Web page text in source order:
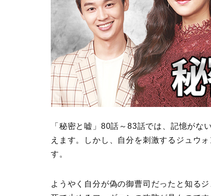
「秘密と嘘」80話～83話では、記憶がな
えます。しかし、自分を刺激するジュウ
す。
ようやく自分が偽の御曹司だったと知る